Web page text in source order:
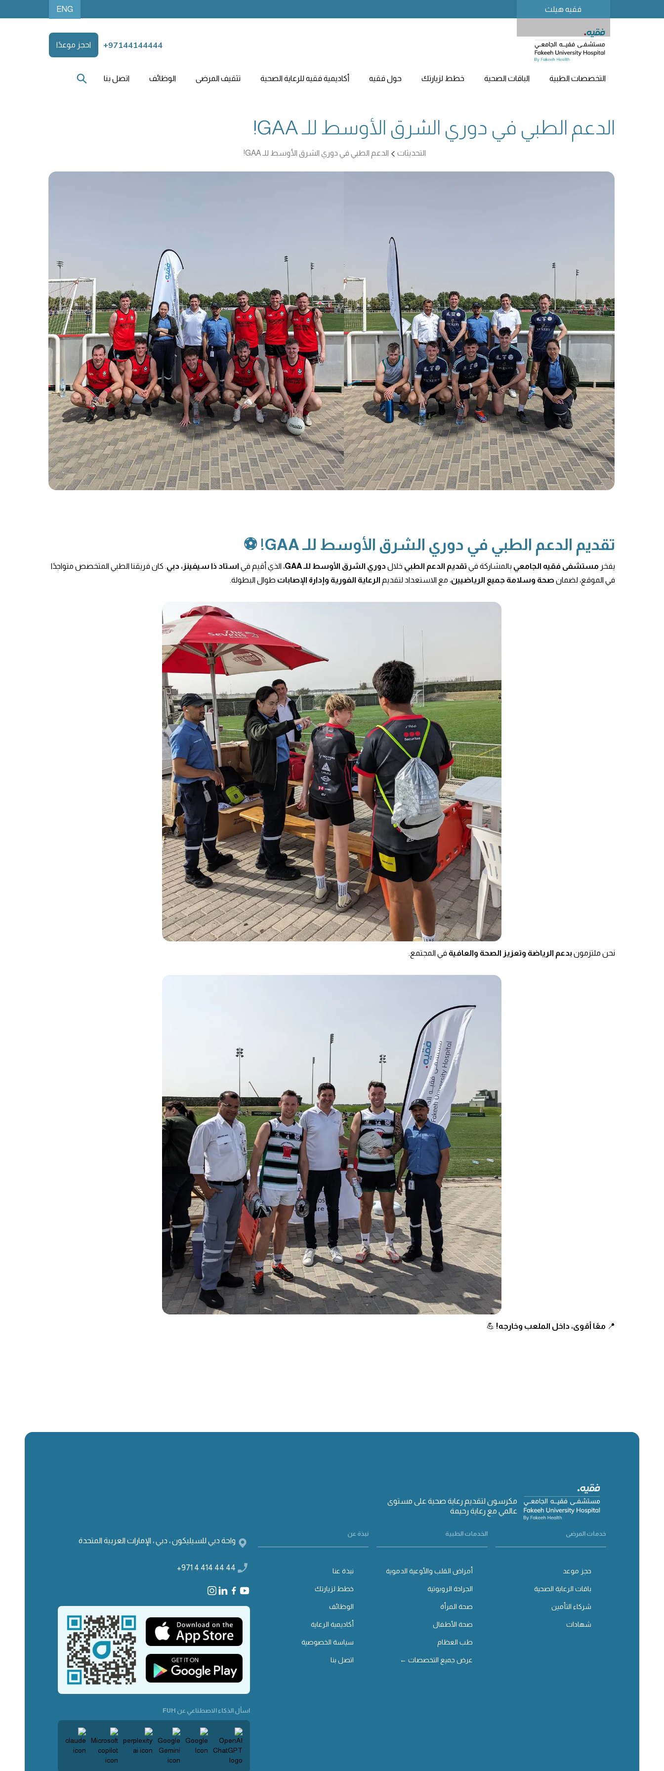
فقيه هيلث ENG
+97144144444 احجز موعدًا
التخصصات الطبية الباقات الصحية خطط لزيارتك حول فقيه أكاديمية فقيه للرعاية الصحية تثقيف المرضى الوظائف اتصل بنا
الدعم الطبي في دوري الشرق الأوسط للـ GAA!
التحديثات الدعم الطبي في دوري الشرق الأوسط للـ GAA!
تقديم الدعم الطبي في دوري الشرق الأوسط للـ GAA! ⚽
يفخر مستشفى فقيه الجامعي بالمشاركة في تقديم الدعم الطبي خلال دوري الشرق الأوسط للـ GAA ، الذي أقيم في استاد ذا سيفينز، دبي. كان فريقنا الطبي المتخصص متواجدًا
في الموقع، لضمان صحة وسلامة جميع الرياضيين، مع الاستعداد لتقديم الرعاية الفورية وإدارة الإصابات طوال البطولة.
نحن ملتزمون بدعم الرياضة وتعزيز الصحة والعافية في المجتمع.
📍 معًا أقوى، داخل الملعب وخارجه! 💪
مكرسون لتقديم رعاية صحية على مستوى
عالمي مع رعاية رحيمة
خدمات المرضى
حجز موعد
باقات الرعاية الصحية
شركاء التأمين
شهادات
الخدمات الطبية
أمراض القلب والأوعية الدموية
الجراحة الروبوتية
صحة المرأة
صحة الأطفال
طب العظام
عرض جميع التخصصات ←
نبذة عن
نبذة عنا
خطط لزيارتك
الوظائف
أكاديمية الرعاية
سياسة الخصوصية
اتصل بنا
واحة دبي للسيليكون ، دبي ، الإمارات العربية المتحدة
+971 4 414 44 44
اسأل الذكاء الاصطناعي عن FUH